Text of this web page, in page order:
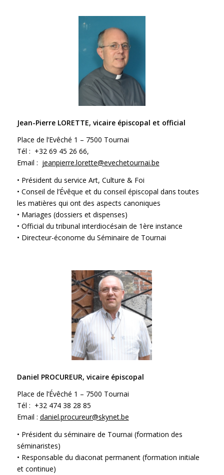
Jean-Pierre LORETTE, vicaire épiscopal et official
Place de l’Evêché 1 – 7500 Tournai
Tél : +32 69 45 26 66,
Email : jeanpierre.lorette@evechetournai.be
• Président du service Art, Culture & Foi
• Conseil de l’Évêque et du conseil épiscopal dans toutes
les matières qui ont des aspects canoniques
• Mariages (dossiers et dispenses)
• Official du tribunal interdiocésain de 1ère instance
• Directeur-économe du Séminaire de Tournai
Daniel PROCUREUR, vicaire épiscopal
Place de l’Évêché 1 – 7500 Tournai
Tél : +32 474 38 28 85
Email : daniel.procureur@skynet.be
• Président du séminaire de Tournai (formation des
séminaristes)
• Responsable du diaconat permanent (formation initiale
et continue)